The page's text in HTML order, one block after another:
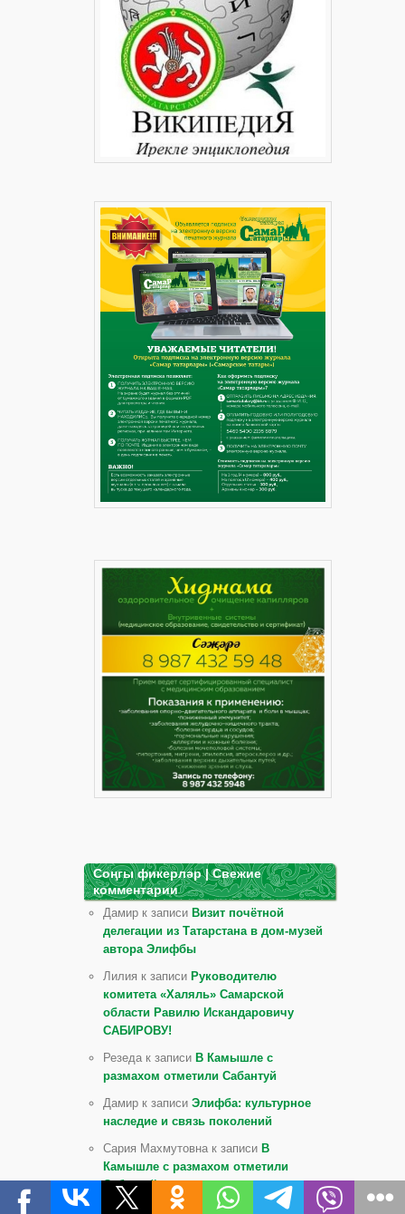
Соңгы фикерләр | Свежие
комментарии
Дамир к записи Визит почётной
делегации из Татарстана в дом-музей
автора Элифбы
Лилия к записи Руководителю
комитета «Халяль» Самарской
области Равилю Искандаровичу
САБИРОВУ!
Резеда к записи В Камышле с
размахом отметили Сабантуй
Дамир к записи Элифба: культурное
наследие и связь поколений
Сария Махмутовна к записи В
Камышле с размахом отметили
Сабантуй